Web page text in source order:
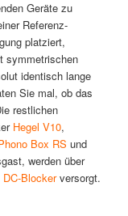
Geräte zu
Referenz-
platziert,
symmetrischen
identisch lange
Sie mal, ob das
restlichen
Hegel V10,
Box RS und
werden über
Blockerversorgt.